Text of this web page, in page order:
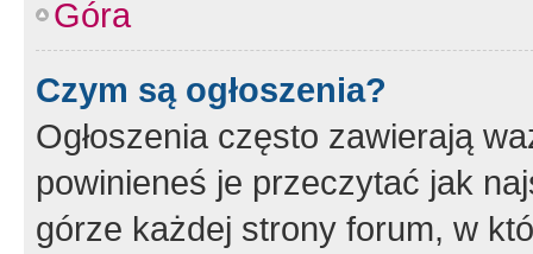
Góra
Czym są ogłoszenia?
Ogłoszenia często zawierają
powinieneś je przeczytać jak
górze każdej strony forum, w